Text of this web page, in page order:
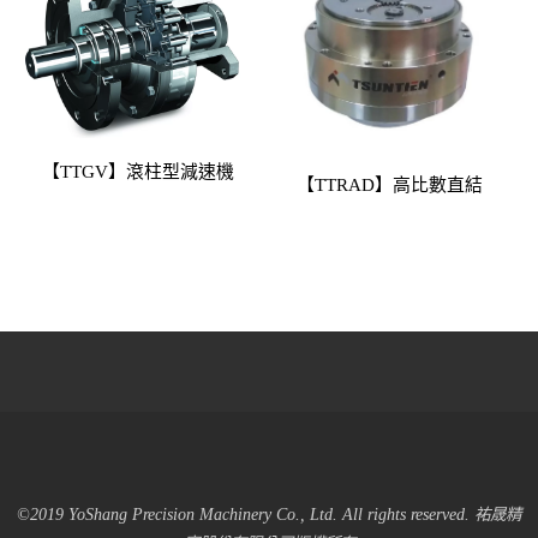
【TTGV】滾柱型減速機
【TTRAD】高比數直結
©2019 YoShang Precision Machinery Co., Ltd. All rights reserved. 祐晟精